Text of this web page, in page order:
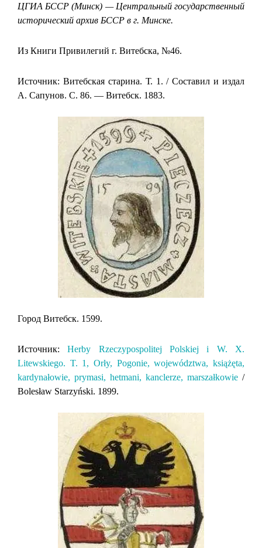
ЦГИА БССР (Минск) — Центральный государственный
исторический архив БССР в г. Минске.
Из Книги Привилегий г. Витебска, №46.
Источник: Витебская старина. Т. 1. / Составил и издал
А. Сапунов. C. 86. — Витебск. 1883.
Город Витебск. 1599.
Источник:Herby Rzeczypospolitej Polskiej i W. X.
Litewskiego. T. 1, Orły, Pogonie, województwa, książęta,
kardynałowie, prymasi, hetmani, kanclerze, marszałkowie /
Bolesław Starzyński. 1899.